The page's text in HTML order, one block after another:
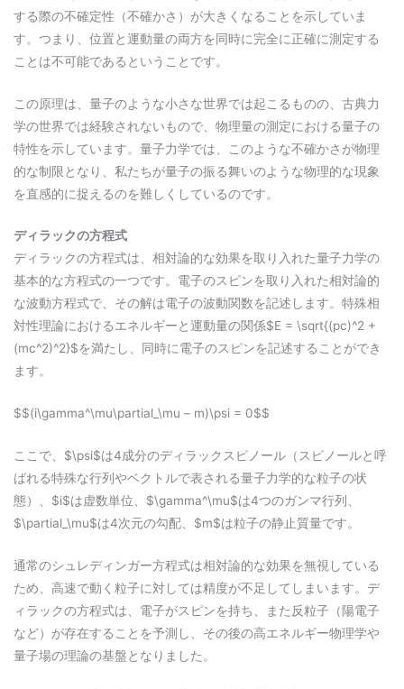
する際の不確定性（不確かさ）が大きくなることを示していま
す。つまり、位置と運動量の両方を同時に完全に正確に測定する
ことは不可能であるということです。
この原理は、量子のような小さな世界では起こるものの、古典力
学の世界では経験されないもので、物理量の測定における量子の
特性を示しています。量子力学では、このような不確かさが物理
的な制限となり、私たちが量子の振る舞いのような物理的な現象
を直感的に捉えるのを難しくしているのです。
ディラックの方程式
ディラックの方程式は、相対論的な効果を取り入れた量子力学の
基本的な方程式の一つです。電子のスピンを取り入れた相対論的
な波動方程式で、その解は電子の波動関数を記述します。特殊相
対性理論におけるエネルギーと運動量の関係$E = \sqrt{(pc)^2 +
(mc^2)^2}$を満たし、同時に電子のスピンを記述することができ
ます。
$$(i\gamma^\mu\partial_\mu – m)\psi = 0$$
ここで、$\psi$は4成分のディラックスピノール（スピノールと呼
ばれる特殊な行列やベクトルで表される量子力学的な粒子の状
態）、$i$は虚数単位、$\gamma^\mu$は4つのガンマ行列、
$\partial_\mu$は4次元の勾配、$m$は粒子の静止質量です。
通常のシュレディンガー方程式は相対論的な効果を無視している
ため、高速で動く粒子に対しては精度が不足してしまいます。デ
ィラックの方程式は、電子がスピンを持ち、また反粒子（陽電子
など）が存在することを予測し、その後の高エネルギー物理学や
量子場の理論の基盤となりました。